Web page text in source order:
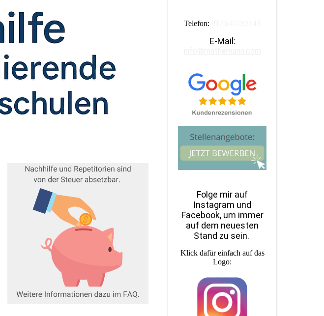
Telefon:
E-Mail:
Folge mir auf
Instagram und
Facebook, um immer
auf dem neuesten
Stand zu sein.
Klick dafür einfach auf das
Logo: